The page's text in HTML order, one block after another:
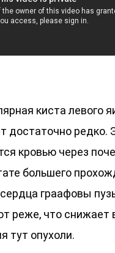
киста левого
достаточно редко.
кровью через
большего
граафовы
реже, что снижает
тут опухоли.